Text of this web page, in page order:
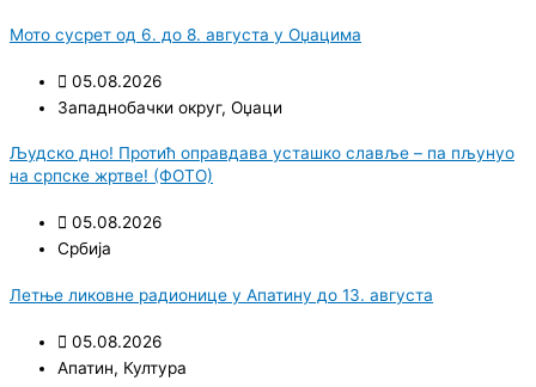
Мото сусрет од 6. до 8. августа у Оџацима
05.08.2026
Западнобачки округ, Оџаци
Људско дно! Протић оправдава усташко славље – па пљунуо
на српске жртве! (ФОТО)
05.08.2026
Србија
Летње ликовне радионице у Апатину до 13. августа
05.08.2026
Апатин, Култура